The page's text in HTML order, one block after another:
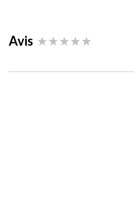
Avis